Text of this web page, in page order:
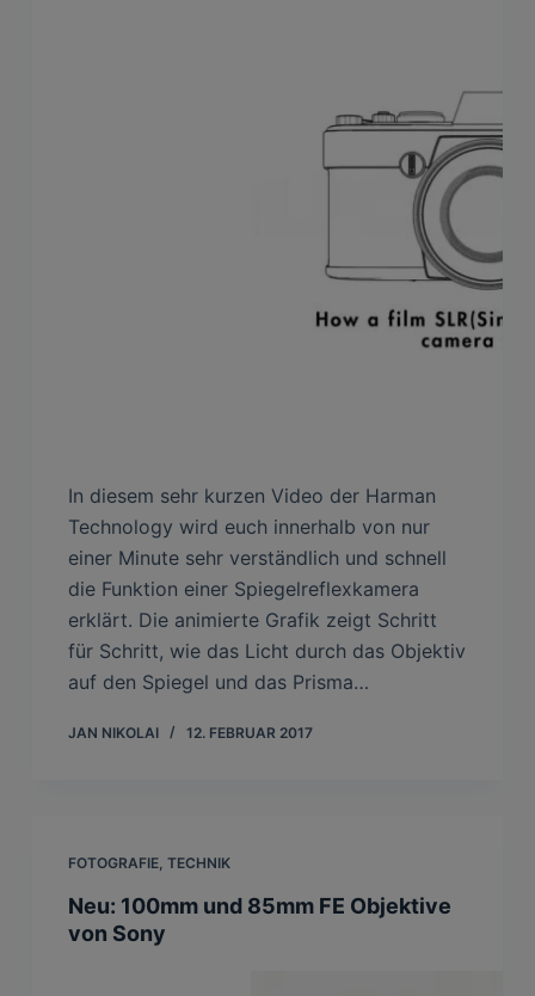
In diesem sehr kurzen Video der Harman
Technology wird euch innerhalb von nur
einer Minute sehr verständlich und schnell
die Funktion einer Spiegelreflexkamera
erklärt. Die animierte Grafik zeigt Schritt
für Schritt, wie das Licht durch das Objektiv
auf den Spiegel und das Prisma…
JAN NIKOLAI 12. FEBRUAR 2017
FOTOGRAFIE, TECHNIK
Neu: 100mm und 85mm FE Objektive
von Sony